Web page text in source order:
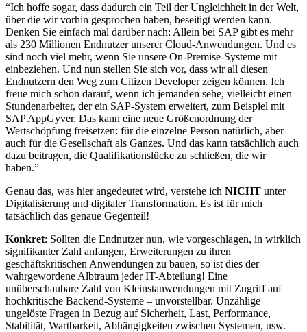
“Ich hoffe sogar, dass dadurch ein Teil der Ungleichheit in der Welt,
über die wir vorhin gesprochen haben, beseitigt werden kann.
Denken Sie einfach mal darüber nach: Allein bei SAP gibt es mehr
als 230 Millionen Endnutzer unserer Cloud-Anwendungen. Und es
sind noch viel mehr, wenn Sie unsere On-Premise-Systeme mit
einbeziehen. Und nun stellen Sie sich vor, dass wir all diesen
Endnutzern den Weg zum Citizen Developer zeigen können. Ich
freue mich schon darauf, wenn ich jemanden sehe, vielleicht einen
Stundenarbeiter, der ein SAP-System erweitert, zum Beispiel mit
SAP AppGyver. Das kann eine neue Größenordnung der
Wertschöpfung freisetzen: für die einzelne Person natürlich, aber
auch für die Gesellschaft als Ganzes. Und das kann tatsächlich auch
dazu beitragen, die Qualifikationslücke zu schließen, die wir
haben.”
Genau das, was hier angedeutet wird, verstehe ich NICHT unter
Digitalisierung und digitaler Transformation. Es ist für mich
tatsächlich das genaue Gegenteil!
Konkret: Sollten die Endnutzer nun, wie vorgeschlagen, in wirklich
signifikanter Zahl anfangen, Erweiterungen zu ihren
geschäftskritischen Anwendungen zu bauen, so ist dies der
wahrgewordene Albtraum jeder IT-Abteilung! Eine
unüberschaubare Zahl von Kleinstanwendungen mit Zugriff auf
hochkritische Backend-Systeme – unvorstellbar. Unzählige
ungelöste Fragen in Bezug auf Sicherheit, Last, Performance,
Stabilität, Wartbarkeit, Abhängigkeiten zwischen Systemen, usw.